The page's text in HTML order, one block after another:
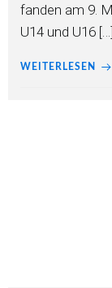
fanden am 9.
U14 und U16 […]
WEITERLESEN